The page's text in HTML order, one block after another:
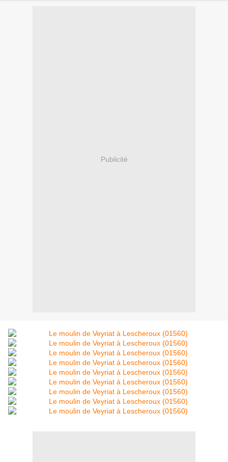
Publicité